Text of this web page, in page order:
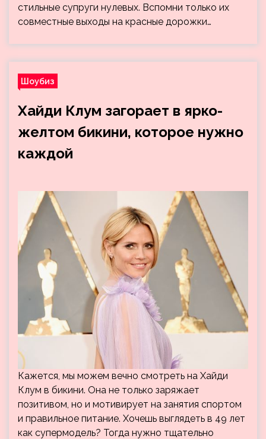
стильные супруги нулевых. Вспомни только их
совместные выходы на красные дорожки…
Шоубиз
Хайди Клум загорает в ярко-
желтом бикини, которое нужно
каждой
Кажется, мы можем вечно смотреть на Хайди
Клум в бикини. Она не только заряжает
позитивом, но и мотивирует на занятия спортом
и правильное питание. Хочешь выглядеть в 49 лет
как супермодель? Тогда нужно тщательно